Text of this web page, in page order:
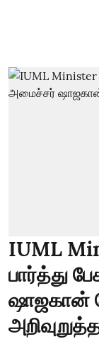
IUML
பார்த்து
ஷாஜகான்